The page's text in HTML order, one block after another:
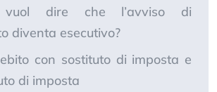
vuol dire che l’avviso di
diventa esecutivo?
con sostituto di imposta e
di imposta